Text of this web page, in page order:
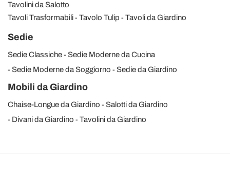
Tavolini da Salotto
Tavoli Trasformabili
Tavolo Tulip Tavoli da Giardino
Sedie
Sedie Classiche
Sedie Moderne da Cucina
Sedie Moderne da Soggiorno
Sedie da Giardino
Mobili da Giardino
Chaise-Longue da Giardino
Salotti da Giardino
Divani da Giardino
Tavolini da Giardino